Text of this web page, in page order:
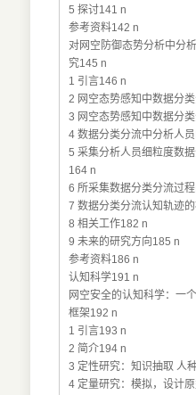
5 探讨141 n
参考资料142 n
对网空防御态势分析中分
究145 n
1 引言146 n
2 网空态势感知中数据分
3 网空态势感知中数据分
4 数据分类分流中分析人
5 采集分析人员细粒度数
164 n
6 所采集数据分类分流过
7 数据分类分流认知轨迹
8 相关工作182 n
9 未来的研究方向185 n
参考资料186 n
认知科学191 n
网空安全的认知科学：一
框架192 n
1 引言193 n
2 简介194 n
3 定性研究：知识抽取 人
4 定量研究：模拟，设计